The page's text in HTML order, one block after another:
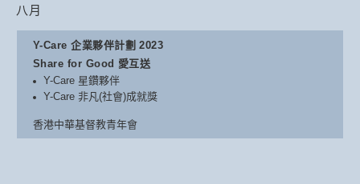
八月
Y-Care 企業夥伴計劃 2023
Share for Good 愛互送
Y-Care 星鑽夥伴
Y-Care 非凡(社會)成就獎
香港中華基督教青年會